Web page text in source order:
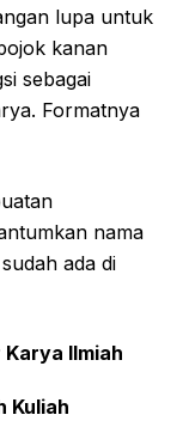
lupa untuk
kanan
sebagai
Formatnya
nama
ada di
Ilmiah
Kuliah